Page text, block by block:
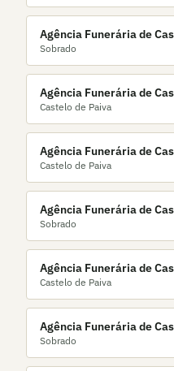
Agência Funerária de
Almeida, Lda.
Sobrado
Agência Funerária de
Moreira & Filhos, Lda.
Castelo de Paiva
Agência Funerária de
Moreira
Castelo de Paiva
Agência Funerária de
Pacheco & Filhos, Lda.
Sobrado
Agência Funerária de
Pacheco, Lda.
Castelo de Paiva
Agência Funerária de
da Cruz, Lda.
Sobrado